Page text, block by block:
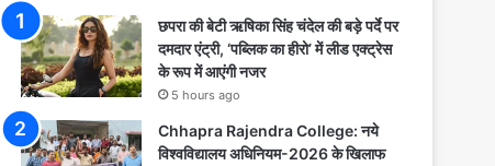
छपरा की बेटी ऋषिका सिंह चंदेल की बड़े पर्दे पर
दमदार एंट्री, ‘पब्लिक का हीरो’ में लीड एक्ट्रेस
के रूप में आएंगी नजर
5 hours ago
Chhapra Rajendra College: नये
विश्वविद्यालय अधिनियम-2026 के खिलाफ